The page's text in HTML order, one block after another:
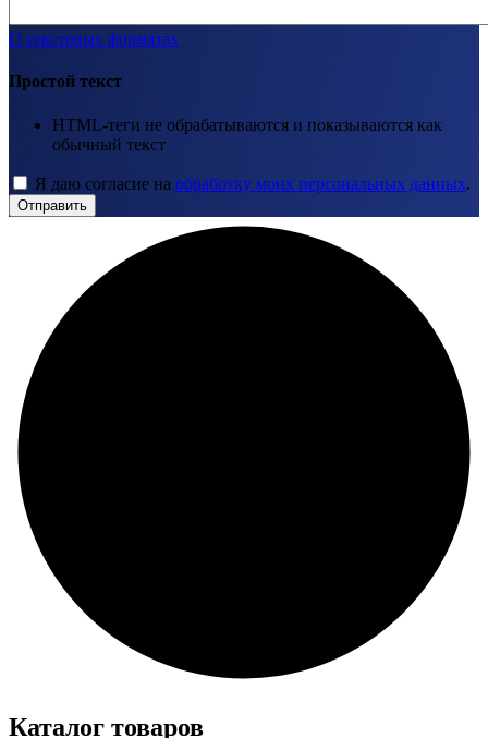
О текстовых форматах
Простой текст
HTML-теги не обрабатываются и показываются как
обычный текст
Я даю согласие на обработку моих персональных данных.
Отправить
Каталог товаров